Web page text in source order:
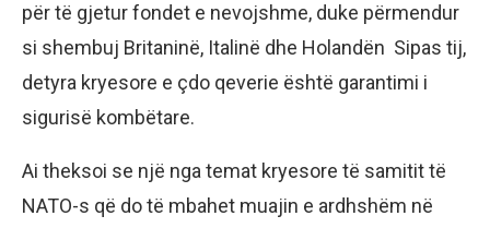
për të gjetur fondet e nevojshme, duke përmendur
si shembuj Britaninë, Italinë dhe Holandën Sipas tij,
detyra kryesore e çdo qeverie është garantimi i
sigurisë kombëtare.
Ai theksoi se një nga temat kryesore të samitit të
NATO-s që do të mbahet muajin e ardhshëm në